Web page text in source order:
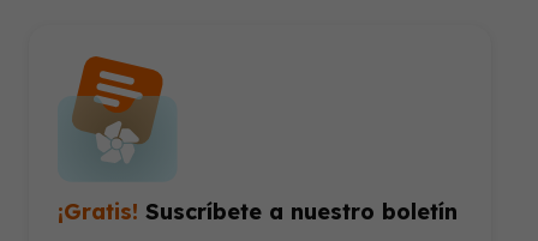
¡Gratis! Suscríbete a nuestro boletín